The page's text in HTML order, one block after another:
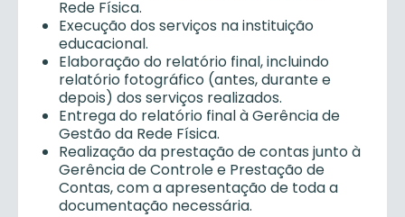
Rede Física.
Execução dos serviços na instituição
educacional.
Elaboração do relatório final, incluindo
relatório fotográfico (antes, durante e
depois) dos serviços realizados.
Entrega do relatório final à Gerência de
Gestão da Rede Física.
Realização da prestação de contas junto à
Gerência de Controle e Prestação de
Contas, com a apresentação de toda a
documentação necessária.